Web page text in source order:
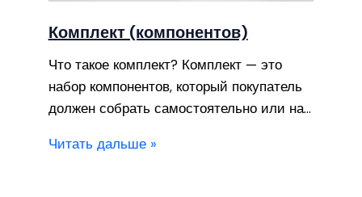
Комплект (компонентов)
Что такое комплект? Комплект — это
набор компонентов, который покупатель
должен собрать самостоятельно или на…
Читать дальше »